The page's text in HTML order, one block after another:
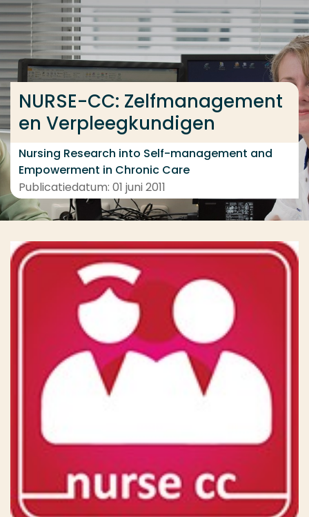
Ga direct naar de content
... > Projectfeiten
NURSE-CC: Zelfmanagement
en Verpleegkundigen
Nursing Research into Self-management and
Empowerment in Chronic Care
Publicatiedatum: 01 juni 2011
Veel gezocht
Opleiding
Contact